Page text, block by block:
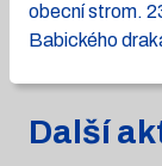
obecní strom.
Babického
Další